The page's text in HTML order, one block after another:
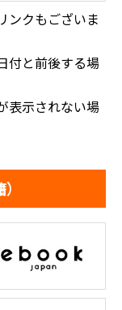
ンクもございま
付と前後する場
表示されない場